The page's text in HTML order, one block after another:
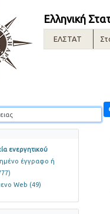
Ελληνική
ΕΛΣΤΑΤ
ενεργητικού
έγγραφο ή
Web (49)